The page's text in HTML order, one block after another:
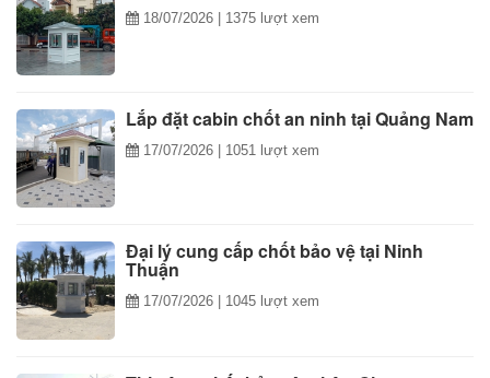
18/07/2026 | 1375 lượt xem
Lắp đặt cabin chốt an ninh tại Quảng Nam
17/07/2026 | 1051 lượt xem
Đại lý cung cấp chốt bảo vệ tại Ninh
Thuận
17/07/2026 | 1045 lượt xem